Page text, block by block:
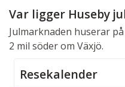
Var ligger Huseby
Julmarknaden huserar
2 mil söder om Växjö.
Resekalender